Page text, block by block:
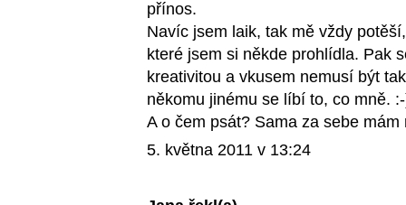
přínos.
Navíc jsem laik, tak mě vždy
které jsem si někde prohlídla. Pak
kreativitou a vkusem nemusí být
někomu jinému se líbí to, co mně.
A o čem psát? Sama za sebe
5. května 2011 v 13:24